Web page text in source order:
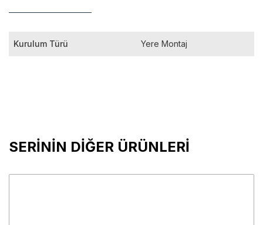
Kurulum Türü Yere Montaj
SERİNİN DİĞER ÜRÜNLERİ